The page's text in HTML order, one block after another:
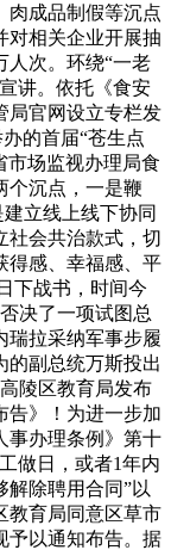
肉成品制假等沉点
对相关企业开展抽
人次。环绕“一老
讲。依托《食安
局官网设立专栏发
的首届“苍生点
市场监视办理局食
个沉点，一是鞭
立线上线下协同
社会共治款式，切
得感、幸福感、平
下战书，时间今
决了一项试图总
瑞拉采纳军事步履
的副总统万斯投出
陵区教育局发布
告》！为进一步加
事办理条例》第十
做日，或者1年内
解除聘用合同”以
教育局同意区草市
予以通知布告。据